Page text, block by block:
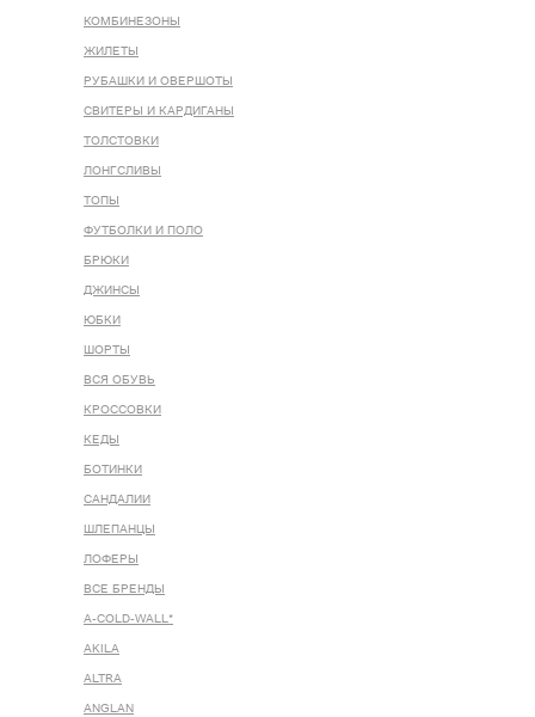
КОМБИНЕЗОНЫ
ЖИЛЕТЫ
РУБАШКИ И ОВЕРШОТЫ
СВИТЕРЫ И КАРДИГАНЫ
ТОЛСТОВКИ
ЛОНГСЛИВЫ
ТОПЫ
ФУТБОЛКИ И ПОЛО
БРЮКИ
ДЖИНСЫ
ЮБКИ
ШОРТЫ
ВСЯ ОБУВЬ
КРОССОВКИ
КЕДЫ
БОТИНКИ
САНДАЛИИ
ШЛЕПАНЦЫ
ЛОФЕРЫ
ВСЕ БРЕНДЫ
A-COLD-WALL*
AKILA
ALTRA
ANGLAN